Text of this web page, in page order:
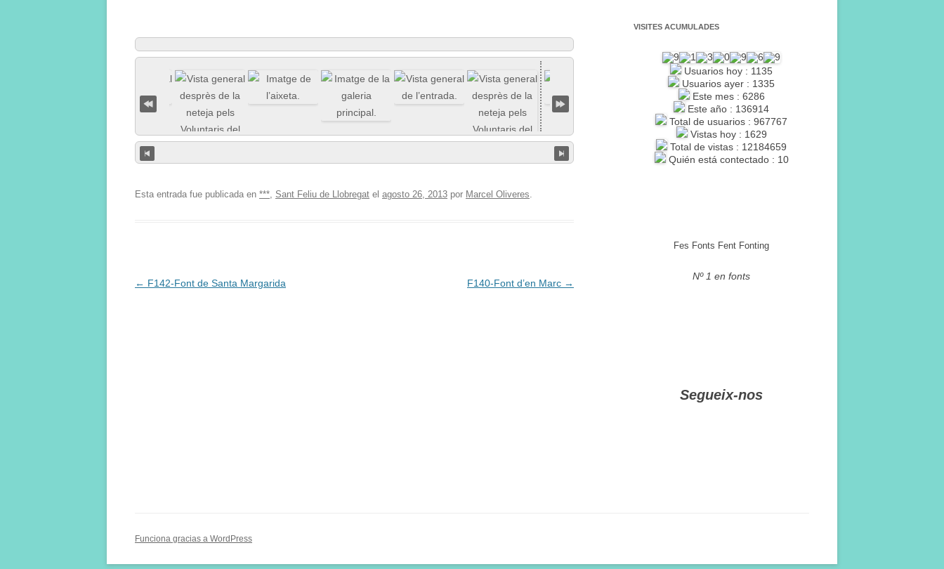
Esta entrada fue publicada en ***, Sant Feliu de Llobregat el agosto 26, 2013 por Marcel Oliveres.
Navegación
← F142-Font de Santa Margarida F140-Font d’en Marc →
VISITES ACUMULADES
Usuarios hoy : 1135
Usuarios ayer : 1335
Este mes : 6286
Este año : 136914
Total de usuarios : 967767
Vistas hoy : 1629
Total de vistas : 12184659
Quién está contectado : 10
Fes Fonts Fent Fonting
Nº 1 en fonts
Segueix-nos
Funciona gracias a WordPress